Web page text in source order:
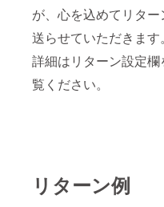
が、心を込めてリター
送らせていただきます。
詳細はリターン設定欄
覧ください。
リターン例